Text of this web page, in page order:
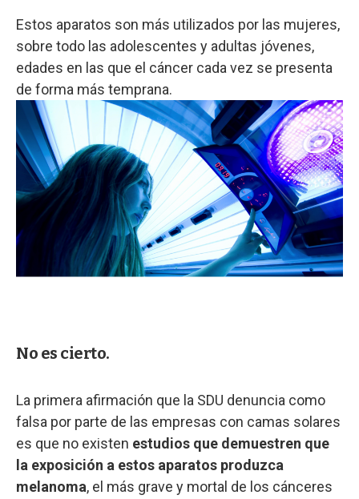
Estos aparatos son más utilizados por las mujeres,
sobre todo las adolescentes y adultas jóvenes,
edades en las que el cáncer cada vez se presenta
de forma más temprana.
No es cierto.
La primera afirmación que la SDU denuncia como
falsa por parte de las empresas con camas solares
es que no existen estudios que demuestren que
la exposición a estos aparatos produzca
melanoma, el más grave y mortal de los cánceres